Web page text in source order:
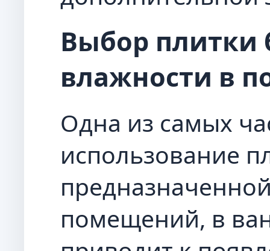
Выбор плитки
влажности в
Одна из самых
использование
помещений, в